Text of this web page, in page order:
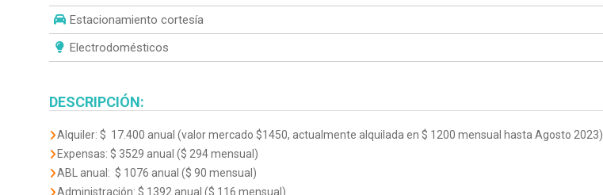
Estacionamiento cortesía
Electrodomésticos
DESCRIPCIÓN:
Alquiler: $ 17.400 anual (valor mercado $1450, actualmente alquilada en $ 1200 mensual hasta Agosto 2023)
Expensas: $ 3529 anual ($ 294 mensual)
ABL anual: $ 1076 anual ($ 90 mensual)
Administración: $ 1392 anual ($ 116 mensual)